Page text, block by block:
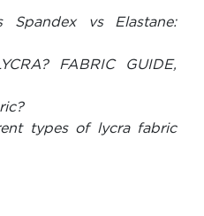
Spandex vs Elastane:
FABRIC GUIDE,
types of lycra fabric